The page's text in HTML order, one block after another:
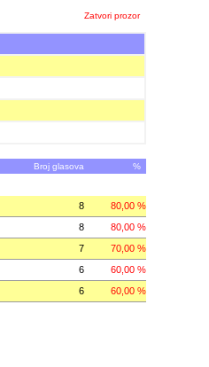
Zatvori prozor
Broj glasova %
8
80,00 %
8
80,00 %
7
70,00 %
6
60,00 %
6 60,00 %